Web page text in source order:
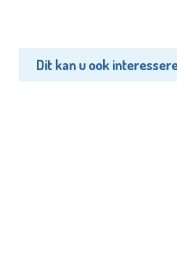
Dit kan u ook